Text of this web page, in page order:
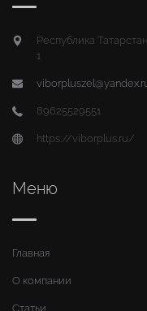
Республика
1
89625529551
https://viborplus.ru/
Меню
Главная
О компании
Статьи